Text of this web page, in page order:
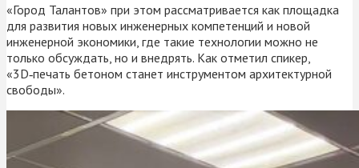
«Город Талантов» при этом рассматривается как площадка
для развития новых инженерных компетенций и новой
инженерной экономики, где такие технологии можно не
только обсуждать, но и внедрять. Как отметил спикер,
«3D‑печать бетоном станет инструментом архитектурной
свободы».